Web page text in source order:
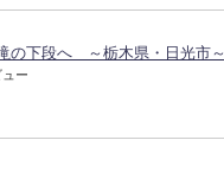
の下段へ ～栃木県・日光市～
ー